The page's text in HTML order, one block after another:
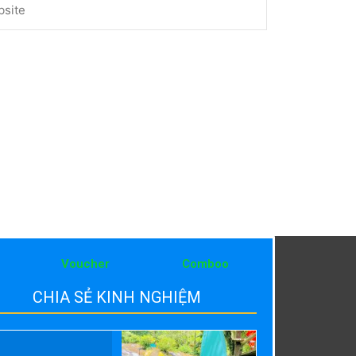
Voucher Comboo
CHIA SẺ KINH NGHIỆM